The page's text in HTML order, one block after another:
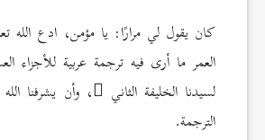
كان يقول لي مرارًا: يا مؤمن، ادع الله
العمر ما أرى فيه ترجمة عربية للأجزاء
لسيدنا الخليفة الثاني
، وأن يشرفنا
الترجمة.